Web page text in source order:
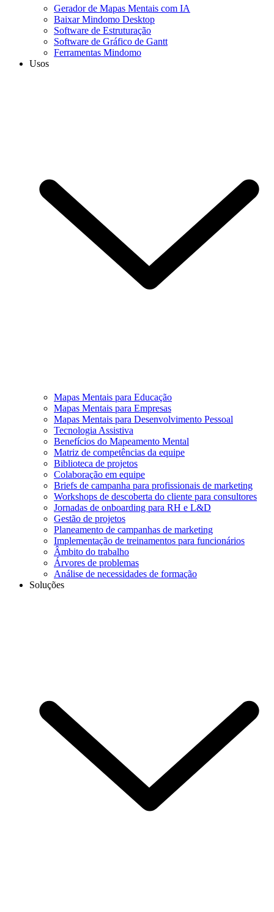
Gerador de Mapas Mentais com IA
Baixar Mindomo Desktop
Software de Estruturação
Software de Gráfico de Gantt
Ferramentas Mindomo
Usos
Mapas Mentais para Educação
Mapas Mentais para Empresas
Mapas Mentais para Desenvolvimento Pessoal
Tecnologia Assistiva
Benefícios do Mapeamento Mental
Matriz de competências da equipe
Biblioteca de projetos
Colaboração em equipe
Briefs de campanha para profissionais de marketing
Workshops de descoberta do cliente para consultores
Jornadas de onboarding para RH e L&D
Gestão de projetos
Planeamento de campanhas de marketing
Implementação de treinamentos para funcionários
Âmbito do trabalho
Árvores de problemas
Análise de necessidades de formação
Soluções